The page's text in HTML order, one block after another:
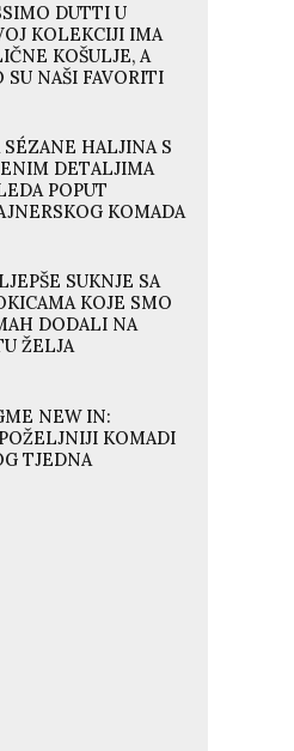
DUTTI U
KOLEKCIJI IMA
KOŠULJE, A
SU NAŠI FAVORITI
SÉZANE HALJINA S
DETALJIMA
POPUT
KOMADA
SUKNJE SA
KOJE SMO
DODALI NA
ŽELJA
NEW IN:
KOMADI
TJEDNA